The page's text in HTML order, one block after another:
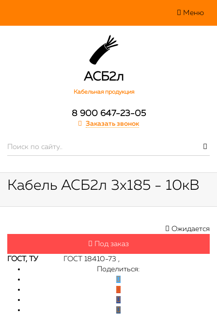
Меню
АСБ2л
Кабельная продукция
8 900 647-23-05
Заказать звонок
Кабель АСБ2л 3х185 - 10кВ
Ожидается
Под заказ
ГОСТ, ТУ
ГОСТ 18410-73 ,
Поделиться: